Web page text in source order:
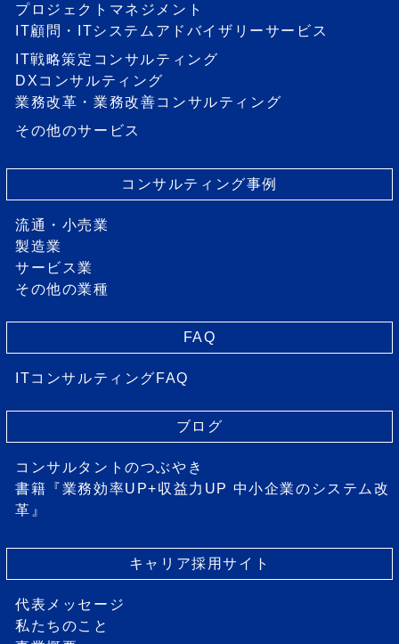
プロジェクトマネジメント
IT顧問・ITシステムアドバイザリーサービス
IT戦略策定コンサルティング
DXコンサルティング
業務改革・業務改善コンサルティング
その他のサービス
コンサルティング事例
流通・小売業
製造業
サービス業
その他の業種
FAQ
ITコンサルティングFAQ
ブログ
コンサルタントのつぶやき
書籍『業務効率UP+収益力UP 中小企業のシステム改
革』
キャリア採用サイト
代表メッセージ
私たちのこと